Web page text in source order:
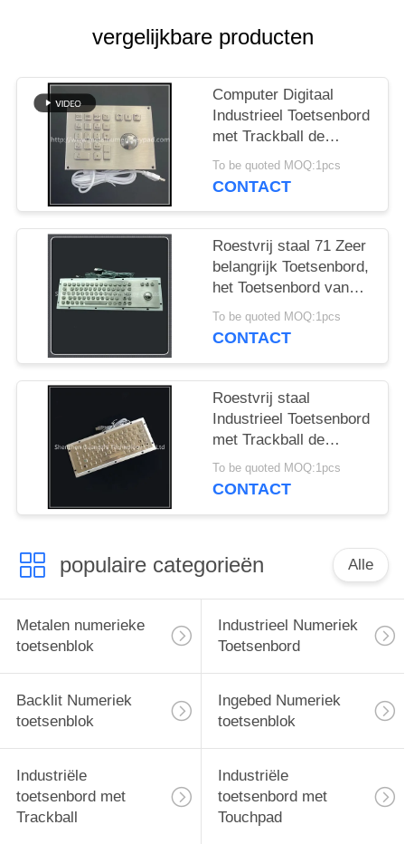
vergelijkbare producten
Computer Digitaal
Industrieel Toetsenbord
met Trackball de
Interface van USB
To be quoted MOQ:1pcs
CONTACT
Roestvrij staal 71 Zeer
belangrijk Toetsenbord,
het Toetsenbord van
het Vandaalbewijs met
38mm 25mm
To be quoted MOQ:1pcs
CONTACT
Roestvrij staal
Industrieel Toetsenbord
met Trackball de
Roestbewijs van de
Douanelay-out
To be quoted MOQ:1pcs
CONTACT
populaire categorieën Alle
Metalen numerieke
toetsenblok
Industrieel Numeriek
Toetsenbord
Backlit Numeriek
toetsenblok
Ingebed Numeriek
toetsenblok
Industriële
toetsenbord met
Trackball
Industriële
toetsenbord met
Touchpad